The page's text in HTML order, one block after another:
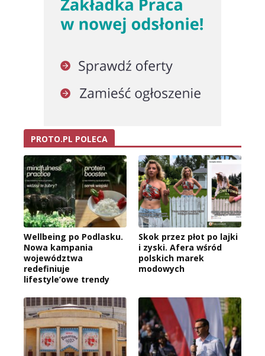
PROTO.PL POLECA
Wellbeing po Podlasku.
Nowa kampania
województwa
redefiniuje
lifestyle’owe trendy
Skok przez płot po lajki
i zyski. Afera wśród
polskich marek
modowych